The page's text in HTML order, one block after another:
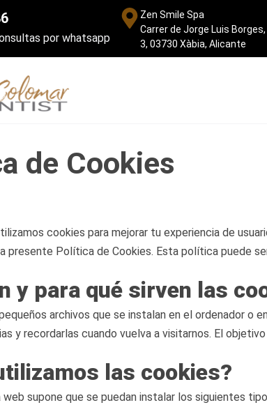
por whatsapp
Zen Smile Spa
Carrer de Jorge Luis Borges,
3, 03730 Xàbia, Alicante
de Cookies
cookies para mejorar tu experiencia de
presente Política de Cookies. Esta política puede
y para qué sirven las
archivos que se instalan en el ordenador
y recordarlas cuando vuelva a visitarnos. El
las cookies?
web supone que se puedan instalar los siguientes